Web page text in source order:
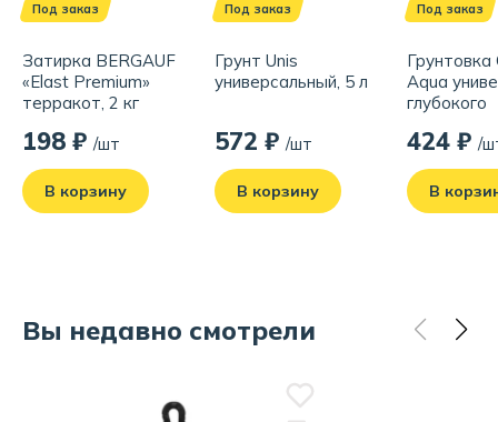
Под заказ
Затирка BERGAUF
«Elast Premium»
терракот, 2 кг
198 ₽ /шт
В корзину
Под заказ
Грунт Unis
универсальный, 5 л
572 ₽ /шт
В корзину
Под заказ
Грунтовка
Aqua
глубокого
424 ₽ /
В
Вы недавно смотрели